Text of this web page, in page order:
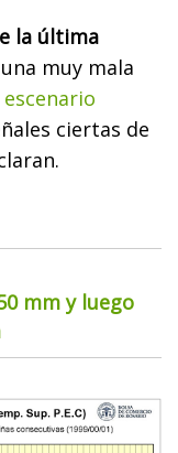
la última
muy mala
ciertas de
mm y luego